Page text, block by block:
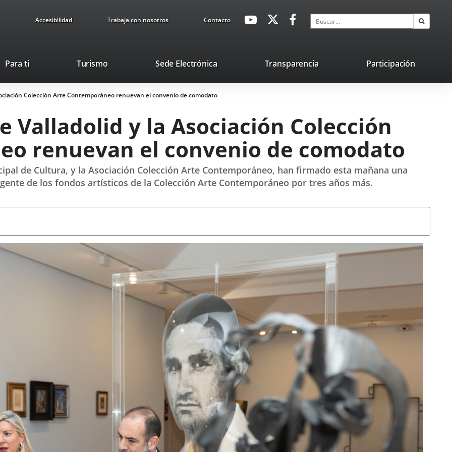
Accesibilidad Trabaja con nosotros ContactoavaHeaderSocial
Enlace
externa.
Enlace
aplicación
externa.
Enlace
aplicación
externa.
Buscar
Para ti TurismoEste
se
abrirá
una
ventana
nueva.
Sede ElectrónicaEnlace
una
aplicación
Transparencia Participación
Colección Arte Contemporáneo renuevan el convenio de comodato
Valladolid y la Asociación Colección
renuevan el convenio de comodato
de Cultura, y la Asociación Colección Arte Contemporáneo, han firmado esta mañana una
de los fondos artísticos de la Colección Arte Contemporáneo por tres años más.